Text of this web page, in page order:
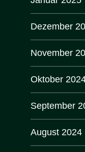
Dezember
November
Oktober
September
August 2024